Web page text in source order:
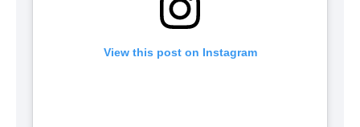
View this post on Instagram